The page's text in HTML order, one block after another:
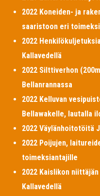
2022 Koneiden- ja
saaristoon eri
2022
Kallavedellä
2022 Silttiverhon
Bellanrannassa
2022 Kelluvan
Bellawakelle, lautalla
2022 Väylänhoitotöitä
2022 Poijujen,
toimeksiantajille
2022 Kaislikon
Kallavedellä